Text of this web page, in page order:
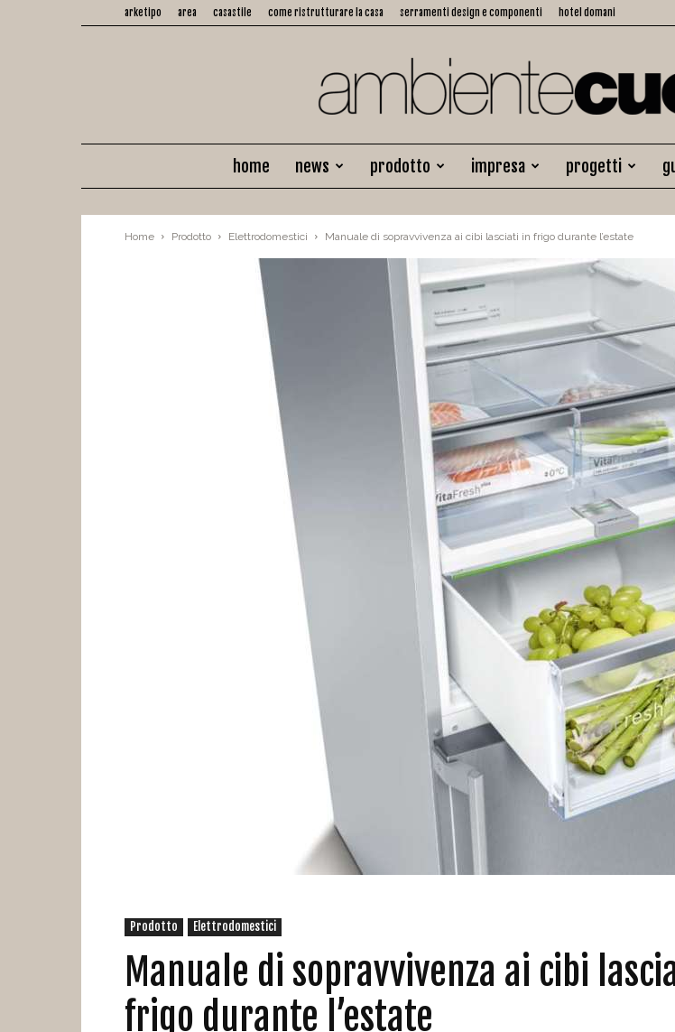
arketipo area casastile come ristrutturare la casa serramenti design e componenti hotel domani
Ambiente
Cucina
home news prodotto impresa progetti
Home Prodotto Elettrodomestici Manuale di sopravvivenza ai cibi lasciati in frigo durante l’estate
Prodotto Elettrodomestici
Manuale di sopravvivenza ai cibi
frigo durante l’estate